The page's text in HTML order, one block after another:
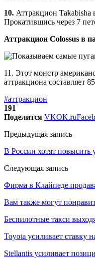
10. Аттракцион Takabisha
Прокатившись через 7
Аттракцион Colossus в
11. Этот монстр
аттракциона составляет
#аттракцион
191
Поделится VKOK.ru
Предыдущая запись
В России хотят повысить
Следующая запись
Фирма в Клайпеде
Вам также могут
Беспилотные такси
Toyota усиливает
Stellantis усиливает